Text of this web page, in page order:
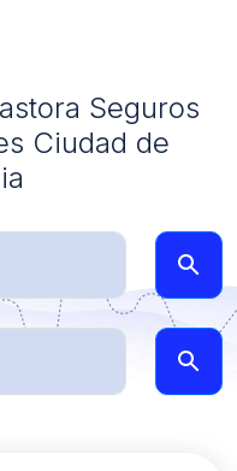
Seguros
Ciudad de